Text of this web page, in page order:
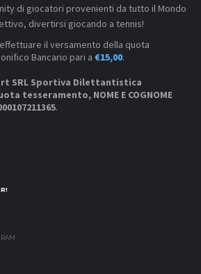
di giocatori provenienti da tutto il Mondo
divertirsi giocando a tennis!
il versamento della quota
Bancario pari a €15,00.
SRL Sportiva Dilettantistica
tesseramento, NOME E COGNOME
.